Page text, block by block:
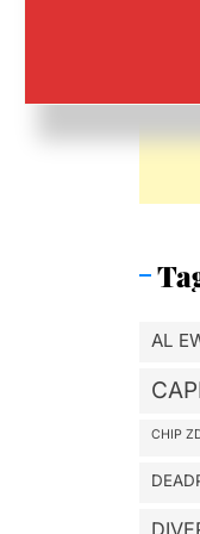
AL
CHIP